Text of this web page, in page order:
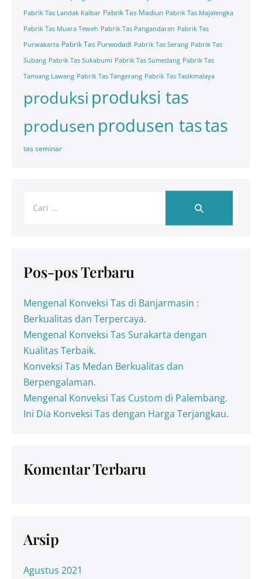
Pabrik Tas Landak Kalbar Pabrik Tas Madiun Pabrik Tas Majalengka
Pabrik Tas Muara Teweh Pabrik Tas Pangandaran Pabrik Tas
Purwakarta Pabrik Tas Purwodadi Pabrik Tas Serang Pabrik Tas
Subang Pabrik Tas Sukabumi Pabrik Tas Sumedang Pabrik Tas
Tamiang Lawang Pabrik Tas Tangerang Pabrik Tas Tasikmalaya
produksi produksi tas
produsen produsen tastas
tas seminar
Pos-pos Terbaru
Mengenal Konveksi Tas di Banjarmasin :
Berkualitas dan Terpercaya.
Mengenal Konveksi Tas Surakarta dengan
Kualitas Terbaik.
Konveksi Tas Medan Berkualitas dan
Berpengalaman.
Mengenal Konveksi Tas Custom di Palembang.
Ini Dia Konveksi Tas dengan Harga Terjangkau.
Komentar Terbaru
Arsip
Agustus 2021